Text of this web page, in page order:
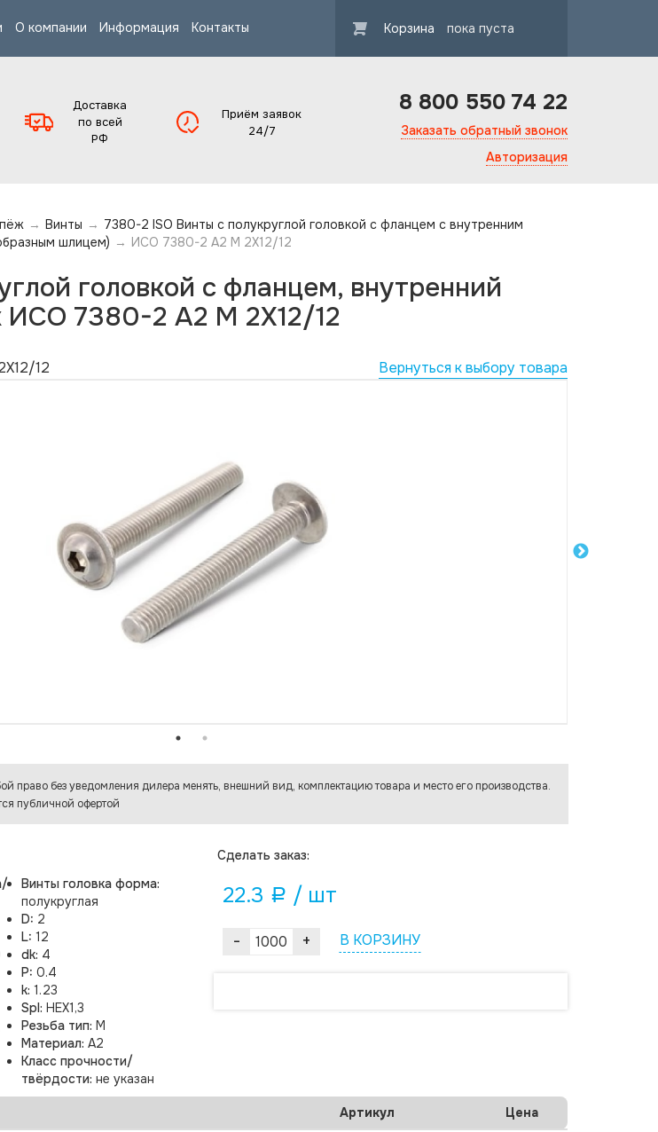
О компании Информация Контакты Корзина пока пуста
Доставка
по всей
РФ
Приём заявок
24/7
8 800 550 74 22
Заказать обратный звонок
Авторизация
→ Винты → 7380-2 ISO Винты с полукруглой головкой с фланцем с внутренним
шлицем) → ИСО 7380-2 А2 M 2X12/12
головкой с фланцем, внутренний
ИСО 7380-2 А2 M 2X12/12
12 Вернуться к выбору товара
Винты головка форма:
полукруглая
D: 2
L: 12
dk: 4
P: 0.4
k: 1.23
Spl: HEX1,3
Резьба тип: M
Материал: A2
Класс прочности/
твёрдости: не указан
Cделать заказ:
22.3 a / шт
- + В КОРЗИНУ
право без уведомления дилера менять, внешний вид, комплектацию товара и место его производства.
публичной офертой
Артикул Цена